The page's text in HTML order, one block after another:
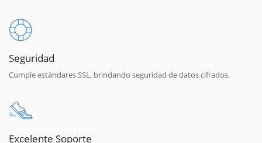
Seguridad
Cumple estándares SSL, brindando seguridad de datos cifrados.
Excelente Soporte